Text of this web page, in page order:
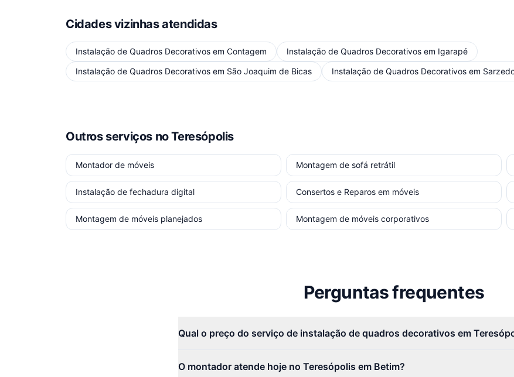
Cidades vizinhas atendidas
Instalação de Quadros Decorativos em Contagem Instalação de Quadros Decorativos em Igarapé
Instalação de Quadros Decorativos em São Joaquim de Bicas Instalação de Quadros Decorativos em
Outros serviços no Teresópolis
Montador de móveis Montagem de sofá retrátil
Instalação de fechadura digital Consertos e Reparos em móveis
Montagem de móveis planejados Montagem de móveis corporativos
Perguntas frequentes
Qual o preço do serviço de instalação de quadros decorativos em
O montador atende hoje no Teresópolis em Betim?